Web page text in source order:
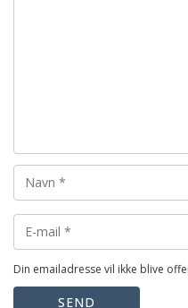
Din emailadresse vil ikke blive
SEND